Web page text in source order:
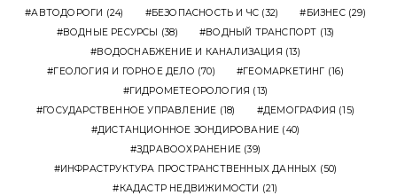
АВТОДОРОГИ (24) БЕЗОПАСНОСТЬ И ЧС (32) БИЗНЕС(29)
ВОДНЫЕ РЕСУРСЫ (38) ВОДНЫЙ ТРАНСПОРТ (13)
ВОДОСНАБЖЕНИЕ И КАНАЛИЗАЦИЯ (13)
ГЕОЛОГИЯ И ГОРНОЕ ДЕЛО (70) ГЕОМАРКЕТИНГ (16)
ГИДРОМЕТЕОРОЛОГИЯ (13)
ГОСУДАРСТВЕННОЕ УПРАВЛЕНИЕ (18) ДЕМОГРАФИЯ (15)
ДИСТАНЦИОННОЕ ЗОНДИРОВАНИЕ (40)
ЗДРАВООХРАНЕНИЕ (39)
ИНФРАСТРУКТУРА ПРОСТРАНСТВЕННЫХ ДАННЫХ (50)
КАДАСТР НЕДВИЖИМОСТИ (21)